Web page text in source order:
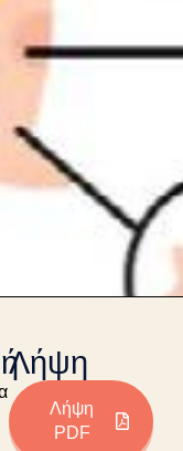
Λήψη
Λήψη
PDF